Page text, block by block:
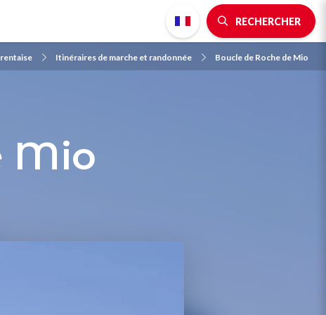
RECHERCHER
Itinéraires de marche et randonnée Boucle de Roche de Mio
Mio